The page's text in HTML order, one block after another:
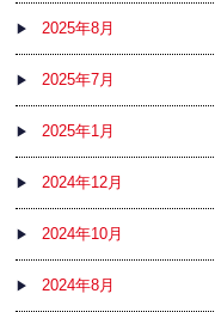
2025年8月
2025年7月
2025年1月
2024年12月
2024年10月
2024年8月